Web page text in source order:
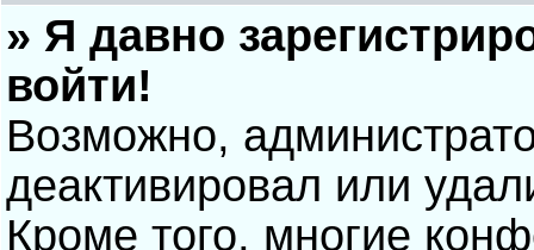
» Я давно
войти!
Возможно,
деактивировал или
Кроме того, многие